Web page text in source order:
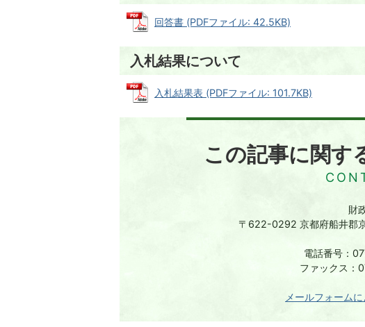
回答書 (PDFファイル: 42.5KB)
入札結果について
入札結果表 (PDFファイル: 101.7KB)
この記事に関す
財
〒622-0292 京都府船井郡
電話番号：
ファックス
メールフォーム